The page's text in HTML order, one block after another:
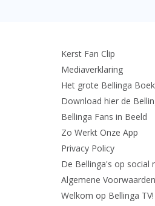
Kerst Fan Clip
Mediaverklaring
Het grote Bellinga Boek
Download hier de
Bellinga Fans in Beeld
Zo Werkt Onze App
Privacy Policy
De Bellinga's op social
Algemene Voorwaarden
Welkom op Bellinga TV!